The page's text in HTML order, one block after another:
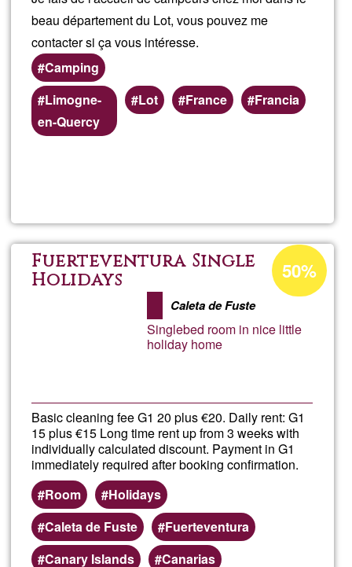
beau département du Lot, vous pouvez me
contacter si ça vous intéresse.
Camping
Zones
(geogràfiques)
preferents
Limogne-
en-Quercy
Lot France Francia
de
Fuerteventura Single
Holidays
Caleta de Fuste
Singlebed room in nice little
holiday home
Basic cleaning fee G1 20 plus €20. Daily rent: G1
15 plus €15 Long time rent up from 3 weeks with
individually calculated discount. Payment in G1
immediately required after booking confirmation.
Room
Holidays
Caleta de Fuste
Fuerteventura
Canary Islands
Canarias
Percentatge
d'acceptació
de
G1
50%